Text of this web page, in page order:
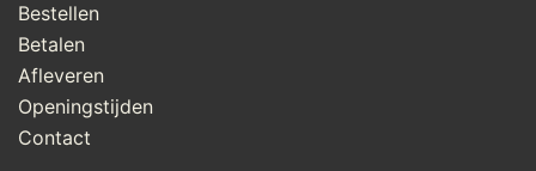
Bestellen
Betalen
Afleveren
Openingstijden
Contact